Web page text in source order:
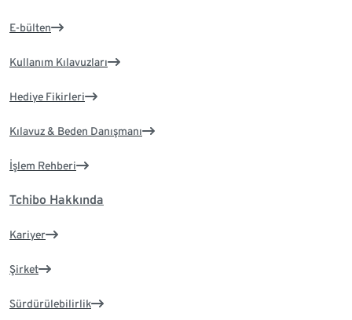
E-bülten
Kullanım Kılavuzları
Hediye Fikirleri
Kılavuz & Beden Danışmanı
İşlem Rehberi
Tchibo Hakkında
Kariyer
Şirket
Sürdürülebilirlik